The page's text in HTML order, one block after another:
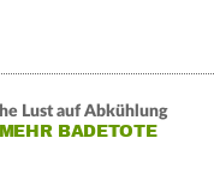
Lust auf Abkühlung
BADETOTE